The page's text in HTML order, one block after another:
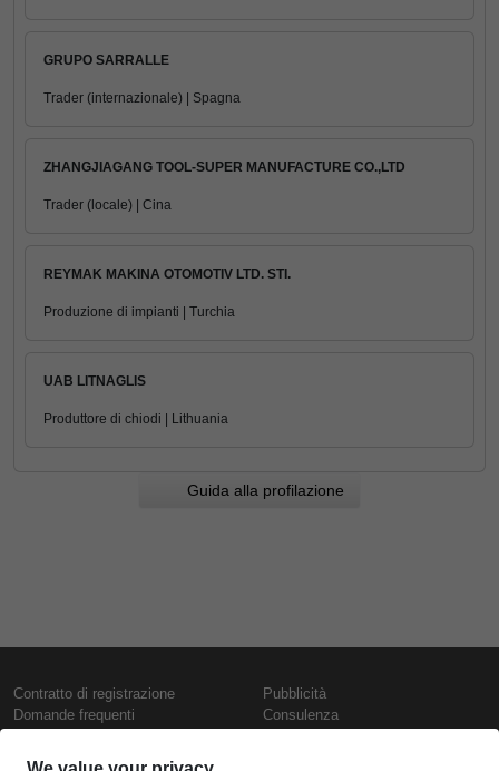
GRUPO SARRALLE
Trader (internazionale) | Spagna
ZHANGJIAGANG TOOL-SUPER MANUFACTURE CO.,LTD
Trader (locale) | Cina
REYMAK MAKINA OTOMOTIV LTD. STI.
Produzione di impianti | Turchia
UAB LITNAGLIS
Produttore di chiodi | Lithuania
Guida alla profilazione
Contratto di registrazione
Domande frequenti
Presentazione
Pubblicità
Consulenza